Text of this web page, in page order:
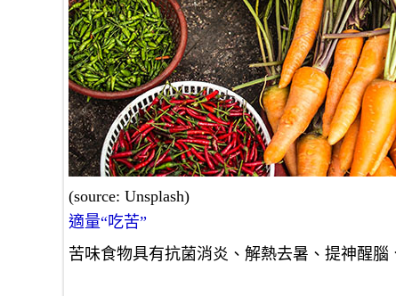
(source: Unsplash)
適量“吃苦”
苦味食物具有抗菌消炎、解熱去暑、提神醒